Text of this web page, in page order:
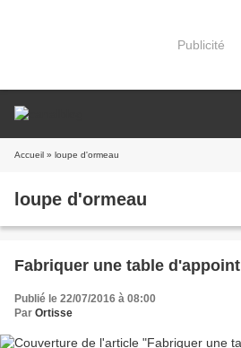
Publicité
Accueil » loupe d'ormeau
loupe d'ormeau
Fabriquer une table d'appoint
Publié le 22/07/2016 à 08:00
Par Ortisse